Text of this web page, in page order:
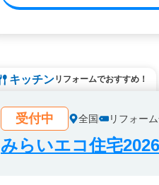
キッチンリフォームでおすすめ！
受付中 全国 リフォー
みらいエコ住宅